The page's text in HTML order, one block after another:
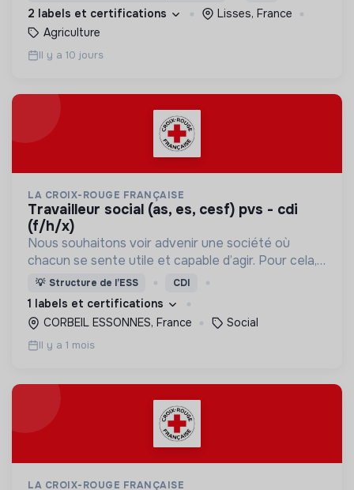
2 labels et certifications
Lisses, France
Agriculture
Il y a 10 jours
LA CROIX-ROUGE FRANÇAISE
travailleur social (as, es, cesf) pvs - cdi
(f/h/x)
Nous souhaitons voir advenir une société où
chacun se sente utile et capable d’agir. Pour cela,
nous proposons des moyens et des lieux
d’engagement innovants et adaptés à tous.
💡 Structure de l’ESS CDI
1 labels et certifications
CORBEIL ESSONNES, France
Social
Il y a 1 mois
LA CROIX-ROUGE FRANÇAISE